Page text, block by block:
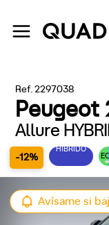
Ref. 2297038
Peugeot
Allure
-12%
HÍBRIDO
Avísame si